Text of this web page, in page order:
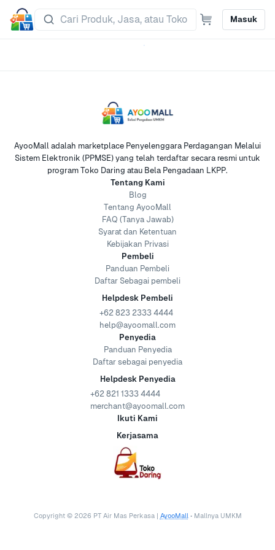
Masuk
AyooMall adalah marketplace Penyelenggara Perdagangan Melalui
Sistem Elektronik (PPMSE) yang telah terdaftar secara resmi untuk
program Toko Daring atau Bela Pengadaan LKPP.
Tentang Kami
Blog
Tentang AyooMall
FAQ (Tanya Jawab)
Syarat dan Ketentuan
Kebijakan Privasi
Pembeli
Panduan Pembeli
Daftar Sebagai pembeli
Helpdesk Pembeli
+62 823 2333 4444
help@ayoomall.com
Penyedia
Panduan Penyedia
Daftar sebagai penyedia
Helpdesk Penyedia
+62 821 1333 4444
merchant@ayoomall.com
Ikuti Kami
Kerjasama
Copyright © 2026 PT Air Mas Perkasa | AyooMall • Mallnya UMKM